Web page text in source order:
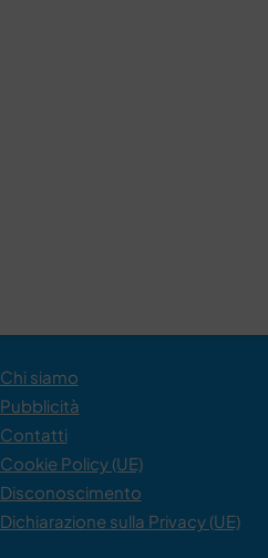
Chi siamo
Pubblicità
Contatti
Cookie Policy (UE)
Disconoscimento
Dichiarazione sulla Privacy (UE)